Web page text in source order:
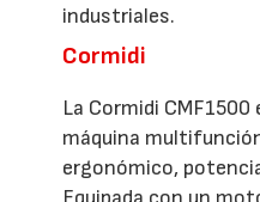
industriales.
Cormidi
La Cormidi
máquina
ergonómico,